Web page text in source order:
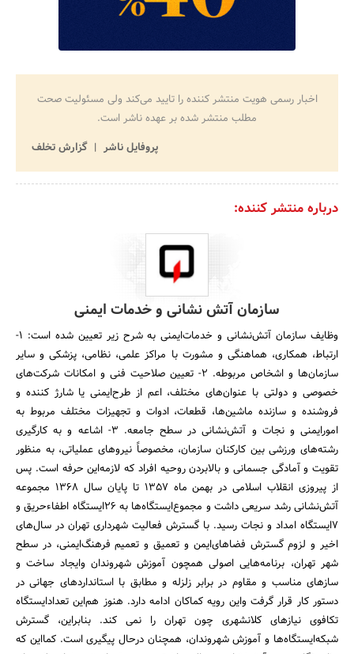
اخبار رسمی هویت منتشر کننده را تایید می‌کند ولی مسئولیت صحت
مطلب منتشر شده بر عهده ناشر است.
پروفایل ناشر
گزارش تخلف
درباره منتشر کننده:
سازمان آتش نشانی و خدمات ایمنی
وظایف سازمان آتش‌نشانی و خدمات‌ایمنی به شرح زیر تعیین شده است:‌ 1-
ارتباط، ‌همکاری، هماهنگی و مشورت با مراکز علمی، نظامی، پزشکی و سایر
سازمان‌ها و اشخاص مربوطه. 2- تعیین صلاحیت فنی و امکانات شرکت‌های
خصوصی و دولتی با عنوان‌های مختلف، اعم از طرح‌ایمنی یا شارژ کننده و
فروشنده و سازنده ماشین‌ها، قطعات، ادوات و تجهیزات مختلف مربوط به
امور‌ایمنی و نجات و آتش‌نشانی در سطح جامعه. 3- اشاعه و به کارگیری
رشته‌های ورزشی بین کارکنان سازمان، مخصوصاً نیروهای عملیاتی، به منظور
تقویت و آمادگی جسمانی و بالابردن روحیه افراد که لازمه‌این حرفه است. پس
از پیروزی انقلاب اسلامی در بهمن ماه 1357 تا پایان سال 1368 مجموعه
آتش‌نشانی رشد سریعی داشت و مجموع‌ایستگاه‌ها به 26‌ایستگاه اطفاء‌حریق و
7‌ایستگاه امداد و نجات رسید. با گسترش فعالیت شهرداری تهران در سال‌های
اخیر و لزوم گسترش فضاهای‌ایمن و تعمیق و تعمیم فرهنگ‌ایمنی، ‌در سطح
شهر تهران، برنامه‌هایی اصولی همچون آموزش شهروندان و‌ایجاد ساخت و
سازهای مناسب و مقاوم در برابر زلزله و مطابق با استانداردهای جهانی در
دستور کار قرار گرفت و‌این رویه کماکان ادامه دارد. هنوز هم‌این تعداد‌ایستگاه
تکافوی نیازهای کلانشهری چون تهران را نمی کند. بنابراین، گسترش
شبکه‌ایستگاه‌ها و آموزش شهروندان، همچنان درحال پیگیری است. کما‌این که